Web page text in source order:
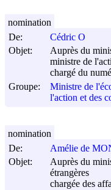
De:
Cédric O
Objet:
Auprès du
ministre de
chargé du
Groupe:
Ministre de
l'action et des
nomination
De:
Amélie de
Objet:
Auprès du
étrangères
chargée des
nomination